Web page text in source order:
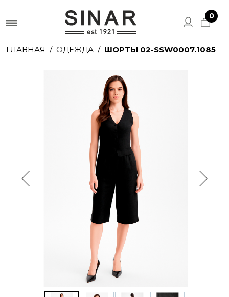
0
ГЛАВНАЯ ОДЕЖДА ШОРТЫ 02-SSW0007.1085